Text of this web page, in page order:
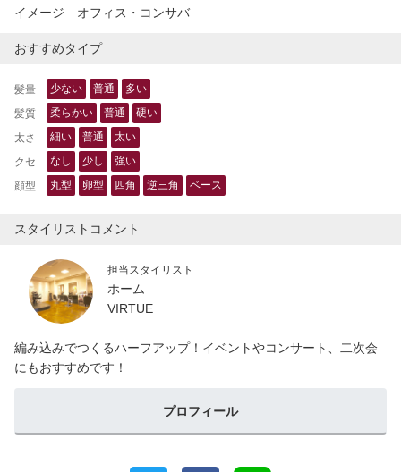
イメージ
オフィス・コンサバ
おすすめタイプ
髪量 少ない 普通
多い
髪質
柔らかい 普通
硬い
太さ
細い 普通
太い
クセ
なし 少し
強い
顔型
丸型 卵型 四角 逆三角 ベース
スタイリストコメント
担当スタイリスト
ホーム
VIRTUE
編み込みでつくるハーフアップ！イベントやコンサート、二次会
にもおすすめです！
プロフィール